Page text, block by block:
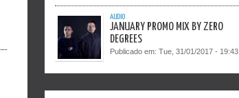
AUDIO
JANUARY PROMO MIX BY ZERO
DEGREES
Publicado em: Tue, 31/01/2017 - 19:43